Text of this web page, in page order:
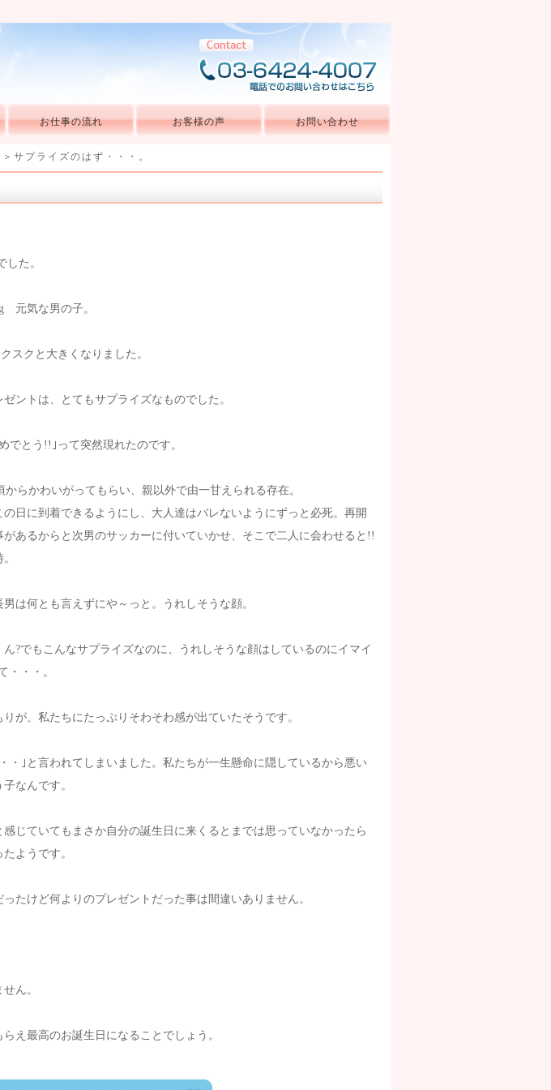
お仕事の流れ お客様の声 お問い合わせ
＞サプライズのはず・・・。
した。
元気な男の子。
スクと大きくなりました。
ントは、とてもサプライズなものでした。
でとう!!｣って突然現れたのです。
かわいがってもらい、親以外で由一甘えられる存在。
日に到着できるようにし、大人達はバレないようにずっと必死。再開
あるからと次男のサッカーに付いていかせ、そこで二人に会わせると!!
は何とも言えずにや～っと。うれしそうな顔。
?でもこんなサプライズなのに、うれしそうな顔はしているのにイマイ
・・・。
が、私たちにたっぷりそわそわ感が出ていたそうです。
・｣と言われてしまいました。私たちが一生懸命に隠しているから悪い
なんです。
じていてもまさか自分の誕生日に来くるとまでは思っていなかったら
ようです。
たけど何よりのプレゼントだった事は間違いありません。
ん。
え最高のお誕生日になることでしょう。